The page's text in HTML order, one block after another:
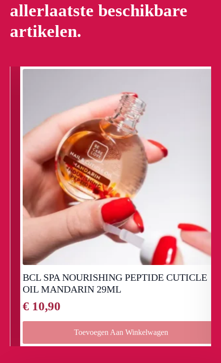
allerlaatste beschikbare
artikelen.
BCL SPA NOURISHING PEPTIDE CUTICLE
OIL MANDARIN 29ML
10,90
Toevoegen Aan Winkelwagen